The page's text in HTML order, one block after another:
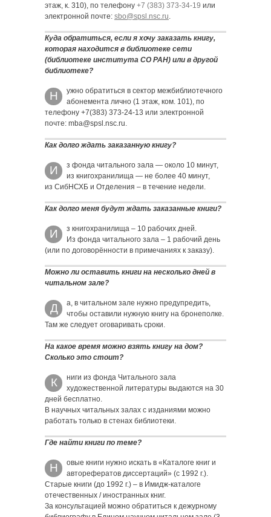
этаж, к. 310), по телефону +7 (383) 373-34-19 или
электронной почте: sbo@spsl.nsc.ru.
Куда обратиться, если я хочу заказать книгу,
которая находится в библиотеке сети
(библиотеке института СО РАН) или в другой
библиотеке?
Н
ужно обратиться в сектор межбиблиотечного
абонемента лично (1 этаж, ком. 101), по
телефону +7(383) 373-24-13 или электронной
почте: mba@spsl.nsc.ru.
Как долго ждать заказанную книгу?
И
з фонда читального зала — около 10 минут,
из книгохранилища — не более 40 минут,
из СибНСХБ и Отделения – в течение недели.
Как долго меня будут ждать заказанные книги?
И
з книгохранилища – 10 рабочих дней.
Из фонда читального зала – 1 рабочий день
(или по договорённости в примечаниях к заказу).
Можно ли оставить книги на несколько дней в
читальном зале?
Д
а, в читальном зале нужно предупредить,
чтобы оставили нужную книгу на бронеполке.
Там же следует оговаривать сроки.
На какое время можно взять книгу на дом?
Сколько это стоит?
К
ниги из фонда Читального зала
художественной литературы выдаются на 30
дней бесплатно.
В научных читальных залах с изданиями можно
работать только в стенах библиотеки.
Где найти книги по теме?
Н
овые книги нужно искать в «Каталоге книг и
авторефератов диссертаций» (с 1992 г.).
Старые книги (до 1992 г.) – в Имидж-каталоге
отечественных / иностранных книг.
За консультацией можно обратиться к дежурному